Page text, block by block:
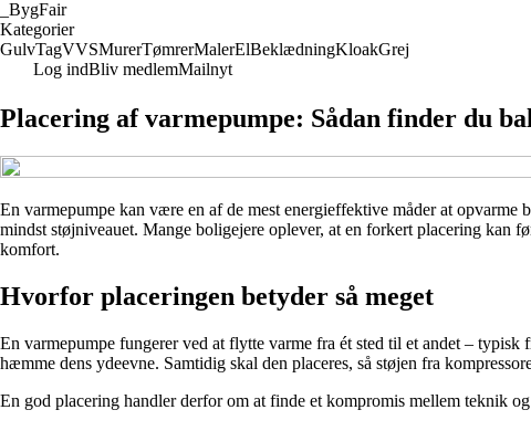
BygFair
Kategorier
GulvTagVVSMurerTømrerMalerElBeklædningKloakGrej
Log indBliv medlemMailnyt
Placering af varmepumpe: Sådan finder du
En varmepumpe kan være en af de mest energieffektive måder at
mindst støjniveauet. Mange boligejere oplever, at en forkert placering kan
komfort.
Hvorfor placeringen betyder så meget
En varmepumpe fungerer ved at flytte varme fra ét sted til et andet –
hæmme dens ydeevne. Samtidig skal den placeres, så støjen fra
En god placering handler derfor om at finde et kompromis mellem teknik